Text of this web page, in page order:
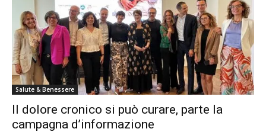
Salute & Benessere
Il dolore cronico si può curare, parte la
campagna d’informazione